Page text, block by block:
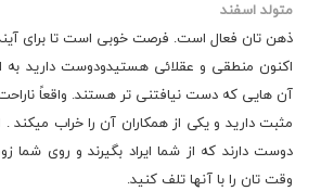
متولد اسفند
ذهن تان فعال است. فرصت خوبی است تا برای آینده
اکنون منطقی و عقلائی هستیدودوست دارید به
آن هایی که دست نیافتنی تر هستند. واقعاً
مثبت دارید و یکی از همکاران آن را خراب میکند
دوست دارند که از شما ایراد بگیرند و روی شما
وقت تان را با آنها تلف کنید.